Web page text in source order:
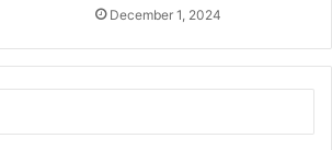
December 1, 2024